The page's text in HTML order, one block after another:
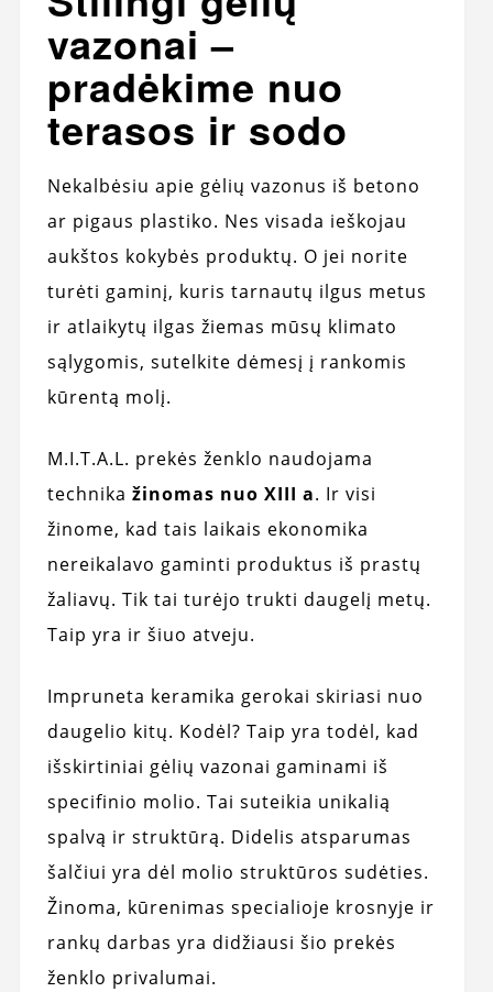
vazonai –
pradėkime nuo
terasos ir sodo
Nekalbėsiu apie gėlių vazonus iš betono
ar pigaus plastiko. Nes visada ieškojau
aukštos kokybės produktų. O jei norite
turėti gaminį, kuris tarnautų ilgus metus
ir atlaikytų ilgas žiemas mūsų klimato
sąlygomis, sutelkite dėmesį į rankomis
kūrentą molį.
M.I.T.A.L. prekės ženklo naudojama
technika žinomas nuo XIII a. Ir visi
žinome, kad tais laikais ekonomika
nereikalavo gaminti produktus iš prastų
žaliavų. Tik tai turėjo trukti daugelį metų.
Taip yra ir šiuo atveju.
Impruneta keramika gerokai skiriasi nuo
daugelio kitų. Kodėl? Taip yra todėl, kad
išskirtiniai gėlių vazonai gaminami iš
specifinio molio. Tai suteikia unikalią
spalvą ir struktūrą. Didelis atsparumas
šalčiui yra dėl molio struktūros sudėties.
Žinoma, kūrenimas specialioje krosnyje ir
rankų darbas yra didžiausi šio prekės
ženklo privalumai.